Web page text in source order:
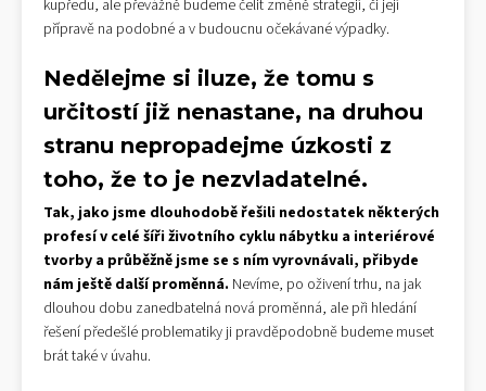
kupředu, ale převážně budeme čelit změně strategií, či její
přípravě na podobné a v budoucnu očekávané výpadky.
Nedělejme si iluze, že tomu s
určitostí již nenastane, na druhou
stranu nepropadejme úzkosti z
toho, že to je nezvladatelné.
Tak, jako jsme dlouhodobě řešili nedostatek některých
profesí v celé šíři životního cyklu nábytku a interiérové
tvorby a průběžně jsme se s ním vyrovnávali, přibyde
nám ještě další proměnná. Nevíme, po oživení trhu, na jak
dlouhou dobu zanedbatelná nová proměnná, ale při hledání
řešení předešlé problematiky ji pravděpodobně budeme muset
brát také v úvahu.